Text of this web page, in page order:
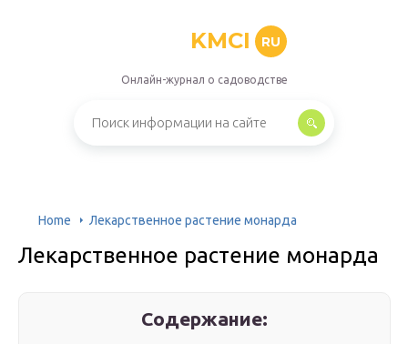
KMCI RU
Онлайн-журнал о садоводстве
Home Лекарственное растение монарда
Лекарственное растение монарда
Содержание: